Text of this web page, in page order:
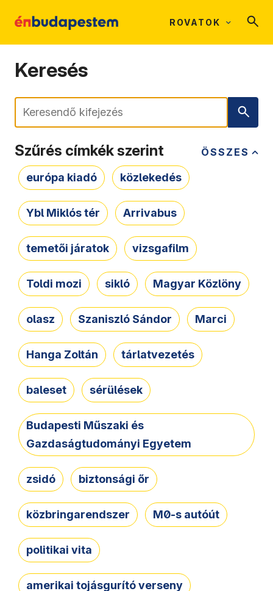
ROVATOK
Keresés
Keresés
ÖSSZES
Szűrés címkék szerint
európa kiadó közlekedés
Ybl Miklós tér Arrivabus
temetői járatok vizsgafilm
Toldi mozi sikló Magyar Közlöny
olasz Szaniszló Sándor Marci
Hanga Zoltán tárlatvezetés
baleset sérülések
Budapesti Műszaki és
Gazdaságtudományi Egyetem
zsidó biztonsági őr
közbringarendszer M0-s autóút
politikai vita
amerikai tojásgurító verseny